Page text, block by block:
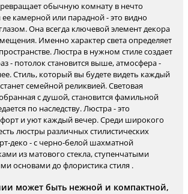
обычную комнату в нечто
ее камерной или парадной - это видно
Она всегда ключевой элемент декора
Именно характер света определяет
Люстра в нужном стиле создает
- потолок становится выше, атмосфера -
Стиль, который вы будете видеть каждый
семейной реликвией. Световая
с душой, становится фамильной
по наследству. Люстра - это
и уют каждый вечер. Среди широкого
люстры различных стилистических
деко - с черно-белой шахматной
из матового стекла, ступенчатыми
основами до флористика стиля .
может быть нежной и компактной,